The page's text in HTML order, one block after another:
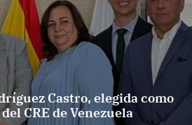
Castro, elegida como
CRE de Venezuela